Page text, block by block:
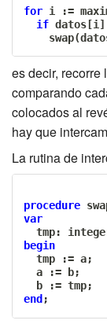
for i :=
if datos[i ]
    swap
(
es decir,
comparando
colocados al
hay que
La rutina de
procedure
var
  tmp
:
begin
  tmp
:= a;
  a
:= b;
  b
:= tmp;
end ;